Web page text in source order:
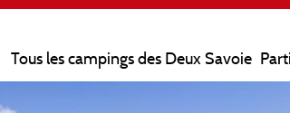
Tous les campings des Deux Savoie